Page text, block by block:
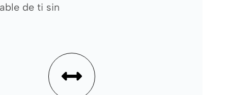
de ti sin